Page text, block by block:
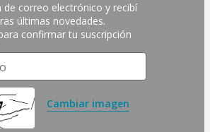
de correo electrónico y recibí
últimas novedades.
confirmar tu suscripción
Cambiar imagen